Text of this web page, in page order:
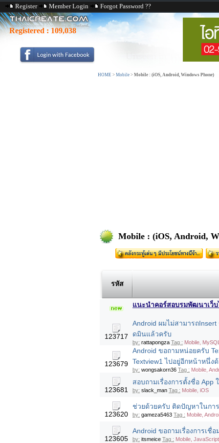
Register Member Login Forgot Password ??
Registered : 109,038
HOME > Mobile > Mobile : (iOS, Android, Windows Phone)
Mobile : (iOS, Android,
รหัส
แนะนำคอร์สอบรมพัฒนาเว็บ
123717
Android ผมไม่สามารถ
ดมินแล้วครับ
by: rattapongza Tag : Mobile,
123679
Android ขอถามหน่อยครับ
Textview1 ไปอยู่อีกหน้าหนึ่ง
by: wongsakorn36 Tag : Mobile,
123681
สอบถามเรื่องการตั้งชื่อ App
by: slack_man Tag : Mobile, iOS
123620
ช่วยด้วยครับ ติดปัญหาในกา
by: gameza5463 Tag : Mobile,
123605
Android ขอถามเรื่องการเชื่
by: itsmeice Tag : Mobile, JavaScript